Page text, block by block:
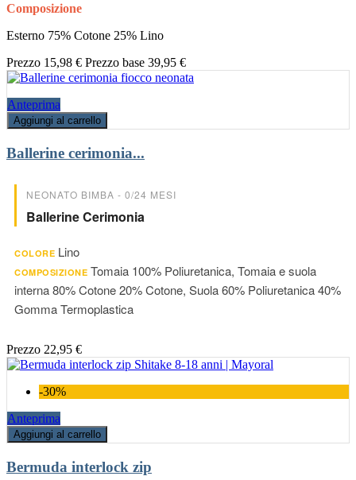
Composizione
Esterno 75% Cotone 25% Lino
Prezzo 15,98 € Prezzo base 39,95 €
Anteprima
Aggiungi al carrello
Ballerine cerimonia...
NEONATO BIMBA - 0/24 MESI
Ballerine Cerimonia
COLORE Lino
COMPOSIZIONE Tomaia 100% Poliuretanica, Tomaia e suola
interna 80% Cotone 20% Cotone, Suola 60% Poliuretanica 40%
Gomma Termoplastica
Prezzo 22,95 €
-30%
Anteprima
Aggiungi al carrello
Bermuda interlock zip